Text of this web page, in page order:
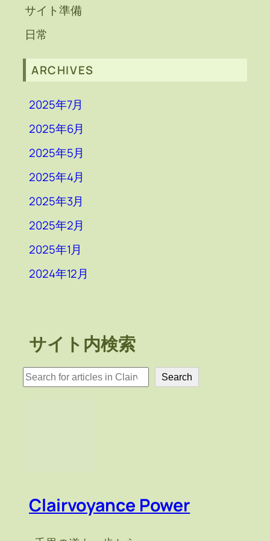
サイト準備
日常
ARCHIVES
2025年7月
2025年6月
2025年5月
2025年4月
2025年3月
2025年2月
2025年1月
2024年12月
サイト内検索
検
索
Search
Clairvoyance Power